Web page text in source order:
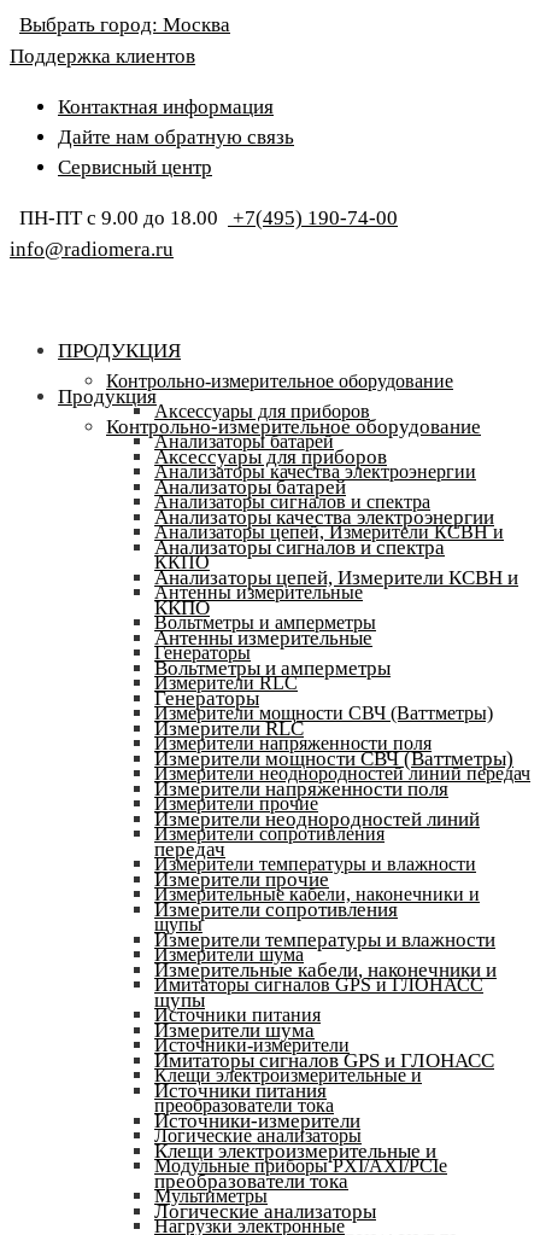
Выбрать город: Москва
Поддержка клиентов
Контактная информация
Дайте нам обратную связь
Сервисный центр
ПН-ПТ с 9.00 до 18.00
+7(495) 190-74-00
info@radiomera.ru
ПРОДУКЦИЯ
Контрольно-измерительное оборудование
Аксессуары для приборов
Анализаторы батарей
Анализаторы качества электроэнергии
Анализаторы сигналов и спектра
Анализаторы цепей, Измерители КСВН и
ККПО
Антенны измерительные
Вольтметры и амперметры
Генераторы
Измерители RLC
Измерители мощности СВЧ (Ваттметры)
Измерители напряженности поля
Измерители неоднородностей линий передач
Измерители прочие
Измерители сопротивления
Измерители температуры и влажности
Измерительные кабели, наконечники и
щупы
Измерители шума
Имитаторы сигналов GPS и ГЛОНАСС
Источники питания
Источники-измерители
Клещи электроизмерительные и
преобразователи тока
Логические анализаторы
Модульные приборы PXI/AXI/PCIe
Мультиметры
Нагрузки электронные
Продукция
Контрольно-измерительное оборудование
Аксессуары для приборов
Анализаторы батарей
Анализаторы качества электроэнергии
Анализаторы сигналов и спектра
Анализаторы цепей, Измерители КСВН и
ККПО
Антенны измерительные
Вольтметры и амперметры
Генераторы
Измерители RLC
Измерители мощности СВЧ (Ваттметры)
Измерители напряженности поля
Измерители неоднородностей линий
передач
Измерители прочие
Измерители сопротивления
Измерители температуры и влажности
Измерительные кабели, наконечники и
щупы
Измерители шума
Имитаторы сигналов GPS и ГЛОНАСС
Источники питания
Источники-измерители
Клещи электроизмерительные и
преобразователи тока
Логические анализаторы